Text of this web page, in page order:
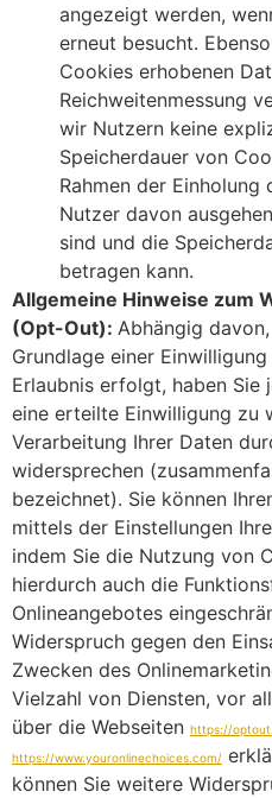
angezeigt werden,
erneut besucht.
Cookies erhobenen
Reichweitenmessung
wir Nutzern keine
Speicherdauer von
Rahmen der
Nutzer davon
sind und die
betragen kann.
Allgemeine Hinweise zum
(Opt-Out): Abhängig
Grundlage einer
Erlaubnis erfolgt, haben
eine erteilte Einwilligung zu
Verarbeitung Ihrer Daten
widersprechen
bezeichnet). Sie können
mittels der Einstellungen
indem Sie die Nutzung von
hierdurch auch die
Onlineangebotes
Widerspruch gegen den
Zwecken des
Vielzahl von Diensten, vor
über die Webseiten https://
https://www.youronlinechoices.com/
können Sie weitere